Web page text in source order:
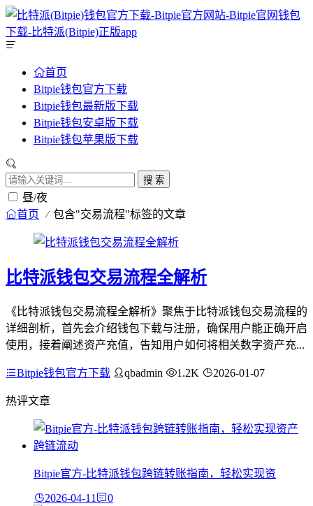
首页
Bitpie钱包官方下载
Bitpie钱包最新版下载
Bitpie钱包安卓版下载
Bitpie钱包苹果版下载
搜 索
昼/夜
首页 包含"交易流程"标签的文章
比特派钱包交易流程全解析
《比特派钱包交易流程全解析》聚焦于比特派钱包交易流程的
详细剖析，首先会介绍钱包下载与注册，确保用户能正确开启
使用，接着阐述资产充值，告知用户如何将相关数字资产充...
Bitpie钱包官方下载 qbadmin 1.2K 2026-01-07
热评文章
Bitpie官方-比特派钱包跨链转账指南，轻松实现资
2026-04-11 0